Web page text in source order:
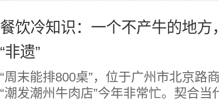
餐饮冷知识：一个不产牛的地方
“非遗”
“周末能排800桌”，位于广州市北京路
“潮发潮州牛肉店”今年非常忙。契合